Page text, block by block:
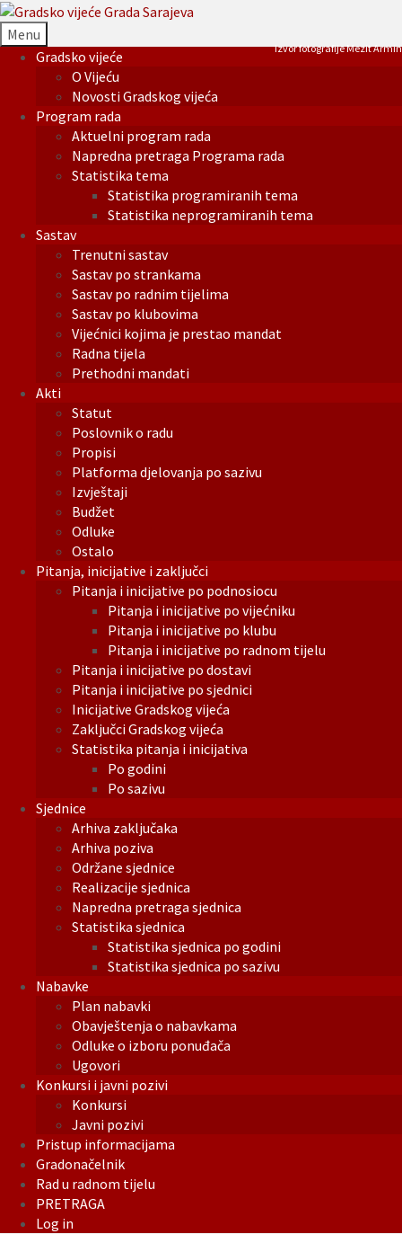
Menu
Gradsko vijeće
O Vijeću
Novosti Gradskog vijeća
Program rada
Aktuelni program rada
Napredna pretraga Programa rada
Statistika tema
Statistika programiranih tema
Statistika neprogramiranih tema
Sastav
Trenutni sastav
Sastav po strankama
Sastav po radnim tijelima
Sastav po klubovima
Vijećnici kojima je prestao mandat
Radna tijela
Prethodni mandati
Akti
Statut
Poslovnik o radu
Propisi
Platforma djelovanja po sazivu
Izvještaji
Budžet
Odluke
Ostalo
Pitanja, inicijative i zaključci
Pitanja i inicijative po podnosiocu
Pitanja i inicijative po vijećniku
Pitanja i inicijative po klubu
Pitanja i inicijative po radnom tijelu
Pitanja i inicijative po dostavi
Pitanja i inicijative po sjednici
Inicijative Gradskog vijeća
Zaključci Gradskog vijeća
Statistika pitanja i inicijativa
Po godini
Po sazivu
Sjednice
Arhiva zaključaka
Arhiva poziva
Održane sjednice
Realizacije sjednica
Napredna pretraga sjednica
Statistika sjednica
Statistika sjednica po godini
Statistika sjednica po sazivu
Nabavke
Plan nabavki
Obavještenja o nabavkama
Odluke o izboru ponuđača
Ugovori
Konkursi i javni pozivi
Konkursi
Javni pozivi
Pristup informacijama
Gradonačelnik
Rad u radnom tijelu
PRETRAGA
Log in
Izvor fotografije Mezit Armin